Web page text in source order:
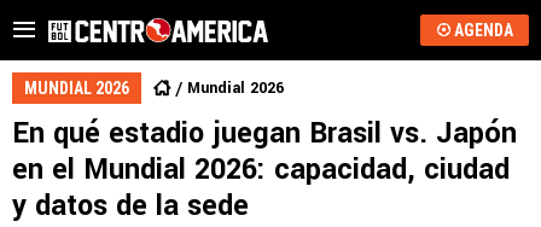
AGENDA
MUNDIAL 2026 Mundial 2026
En qué estadio juegan Brasil vs. Japón
en el Mundial 2026: capacidad, ciudad
y datos de la sede